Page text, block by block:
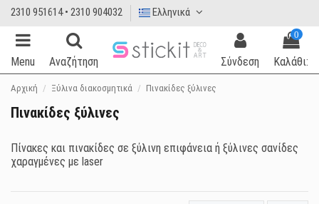
2310 951614 • 2310 904032 Ελληνικά
Menu Αναζήτηση Σύνδεση
0
Καλάθι:
Αρχική Ξύλινα διακοσμητικά Πινακίδες ξύλινες
Πινακίδες ξύλινες
Πίνακες και πινακίδες σε ξύλινη επιφάνεια ή ξύλινες σανίδες
χαραγμένες με laser